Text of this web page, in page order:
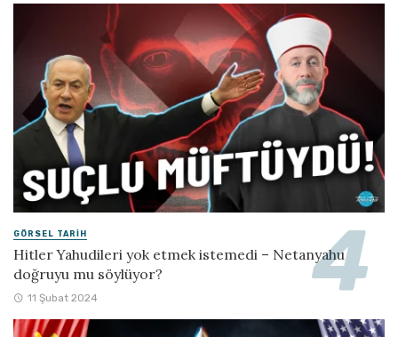
GÖRSEL TARIH
Hitler Yahudileri yok etmek istemedi – Netanyahu
doğruyu mu söylüyor?
11 Şubat 2024